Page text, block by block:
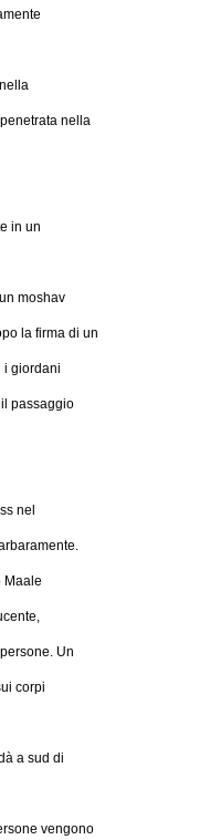
nella
in un
moshav
la firma di un
i giordani
passaggio
nel
Maale
Un
corpi
a sud di
vengono